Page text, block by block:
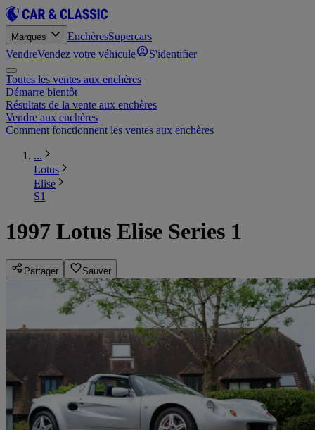
Marques EnchèresSupercars
VendreVendez votre véhicule S'identifier
Toutes les ventes aux enchères
Démarre bientôt
Résultats de la vente aux enchères
Vendre aux enchères
Comment fonctionnent les ventes aux enchères
...
Lotus
Elise
S1
1997 Lotus Elise Series 1
Partager Sauver